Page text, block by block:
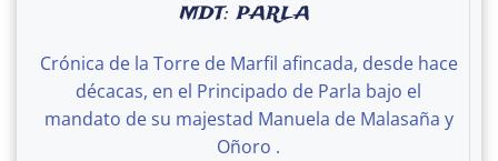
MDT: PARLA
Crónica de la Torre de Marfil afincada, desde hace
décacas, en el Principado de Parla bajo el
mandato de su majestad Manuela de Malasaña y
Oñoro .